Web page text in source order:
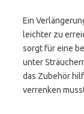
Ein
leichter zu
sorgt für eine
unter
das Zubehör
verrenken